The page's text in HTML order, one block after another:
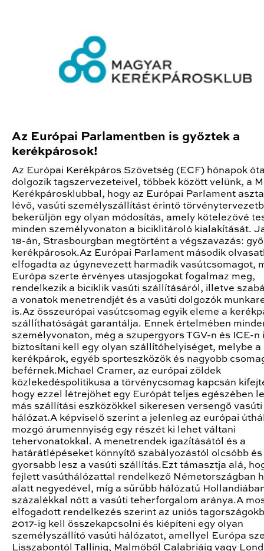
Az Európai Parlamentben is győztek a
kerékpárosok!
Az Európai Kerékpáros Szövetség (ECF) hónapok
dolgozik tagszervezeteivel, többek között velünk, a
Kerékpárosklubbal, hogy az Európai Parlament
lévő, vasúti személyszállítást érintő
bekerüljön egy olyan módosítás, amely kötelezővé
minden személyvonaton a biciklitároló kialakítását.
18-án, Strasbourgban megtörtént a végszavazás:
kerékpárosok.Az Európai Parlament második
elfogadta az úgynevezett harmadik vasútcsomagot,
Európa szerte érvényes utasjogokat fogalmaz meg,
rendelkezik a biciklik vasúti szállításáról, illetve
a vonatok menetrendjét és a vasúti dolgozók
is.Az összeurópai vasútcsomag egyik eleme a
szállíthatóságát garantálja. Ennek értelmében
személyvonaton, még a szupergyors TGV-n és ICE-n
biztosítani kell egy olyan szállítóhelyiséget, melybe a
kerékpárok, egyéb sporteszközök és nagyobb
beférnek.Michael Cramer, az európai zöldek
közlekedéspolitikusa a törvénycsomag kapcsán
hogy ezzel létrejöhet egy Európát teljes egészében
más szállítási eszközökkel sikeresen versengő vasúti
hálózat.A képviselő szerint a jelenleg az európai
mozgó árumennyiség egy részét ki lehet váltani
tehervonatokkal. A menetrendek igazításától és a
határátlépéseket könnyítő szabályozástól olcsóbb és
gyorsabb lesz a vasúti szállítás.Ezt támasztja alá,
fejlett vasúthálózattal rendelkező Németországban
alatt negyedével, míg a sűrűbb hálózatú
százalékkal nőtt a vasúti teherforgalom aránya.A
elfogadott rendelkezés szerint az uniós
2017-ig kell összekapcsolni és kiépíteni egy olyan
személyszállító vasúti hálózatot, amellyel Európa
Lisszabontól Tallinig, Malmőből Calabriáig vagy